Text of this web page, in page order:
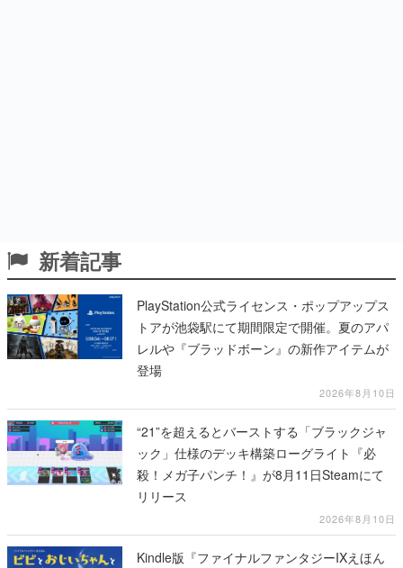
新着記事
PlayStation公式ライセンス・ポップアップス
トアが池袋駅にて期間限定で開催。夏のアパ
レルや『ブラッドボーン』の新作アイテムが
登場
2026年8月10日
“21”を超えるとバーストする「ブラックジャ
ック」仕様のデッキ構築ローグライト『必
殺！メガ子パンチ！』が8月11日Steamにて
リリース
2026年8月10日
Kindle版『ファイナルファンタジーIXえほん